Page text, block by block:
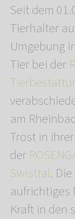
Seit dem
Tierhalter
Umgebung
Tier bei der
am
Trost in
der
Swisttal.
aufrichtiges
Kraft in den